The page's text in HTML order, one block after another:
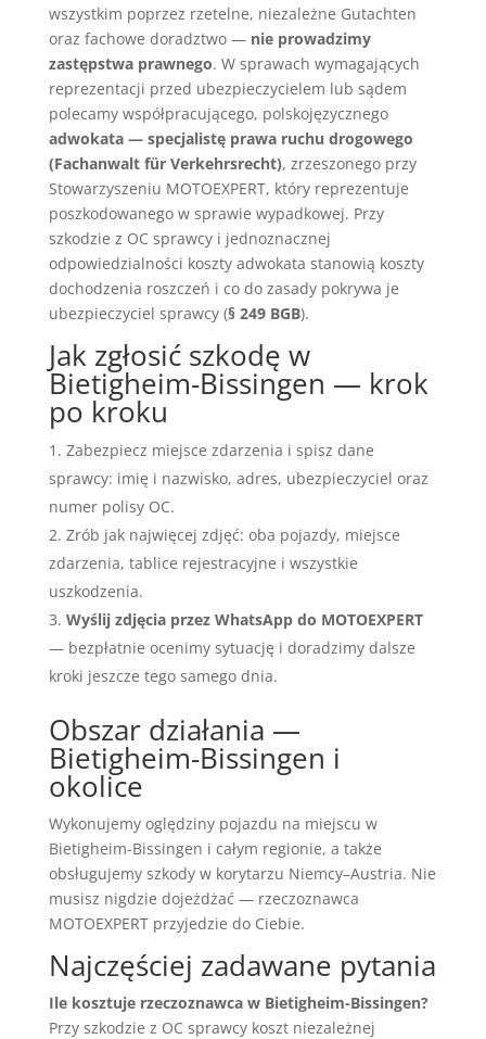
wszystkim poprzez rzetelne, niezależne Gutachten
oraz fachowe doradztwo — nie prowadzimy
zastępstwa prawnego. W sprawach wymagających
reprezentacji przed ubezpieczycielem lub sądem
polecamy współpracującego, polskojęzycznego
adwokata — specjalistę prawa ruchu drogowego
(Fachanwalt für Verkehrsrecht), zrzeszonego przy
Stowarzyszeniu MOTOEXPERT, który reprezentuje
poszkodowanego w sprawie wypadkowej. Przy
szkodzie z OC sprawcy i jednoznacznej
odpowiedzialności koszty adwokata stanowią koszty
dochodzenia roszczeń i co do zasady pokrywa je
ubezpieczyciel sprawcy (§ 249 BGB).
Jak zgłosić szkodę w
Bietigheim-Bissingen — krok
po kroku
Zabezpiecz miejsce zdarzenia i spisz dane
sprawcy: imię i nazwisko, adres, ubezpieczyciel oraz
numer polisy OC.
Zrób jak najwięcej zdjęć: oba pojazdy, miejsce
zdarzenia, tablice rejestracyjne i wszystkie
uszkodzenia.
Wyślij zdjęcia przez WhatsApp do MOTOEXPERT
— bezpłatnie ocenimy sytuację i doradzimy dalsze
kroki jeszcze tego samego dnia.
Obszar działania —
Bietigheim-Bissingen i
okolice
Wykonujemy oględziny pojazdu na miejscu w
Bietigheim-Bissingen i całym regionie, a także
obsługujemy szkody w korytarzu Niemcy–Austria. Nie
musisz nigdzie dojeżdżać — rzeczoznawca
MOTOEXPERT przyjedzie do Ciebie.
Najczęściej zadawane pytania
Ile kosztuje rzeczoznawca w Bietigheim-Bissingen?
Przy szkodzie z OC sprawcy koszt niezależnej